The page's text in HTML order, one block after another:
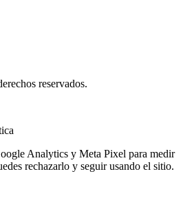
reservados.
Analytics y Meta Pixel para medir
rechazarlo y seguir usando el sitio.